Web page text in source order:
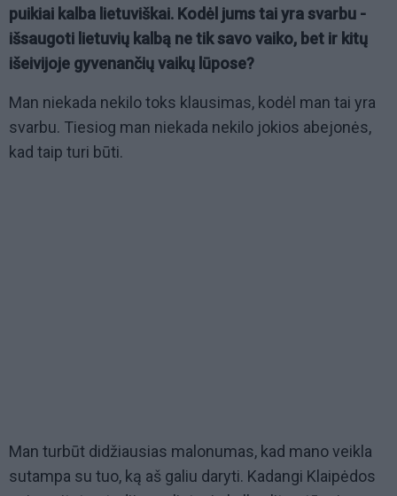
puikiai kalba lietuviškai. Kodėl jums tai yra svarbu -
išsaugoti lietuvių kalbą ne tik savo vaiko, bet ir kitų
išeivijoje gyvenančių vaikų lūpose?
Man niekada nekilo toks klausimas, kodėl man tai yra
svarbu. Tiesiog man niekada nekilo jokios abejonės,
kad taip turi būti.
Man turbūt didžiausias malonumas, kad mano veikla
sutampa su tuo, ką aš galiu daryti. Kadangi Klaipėdos